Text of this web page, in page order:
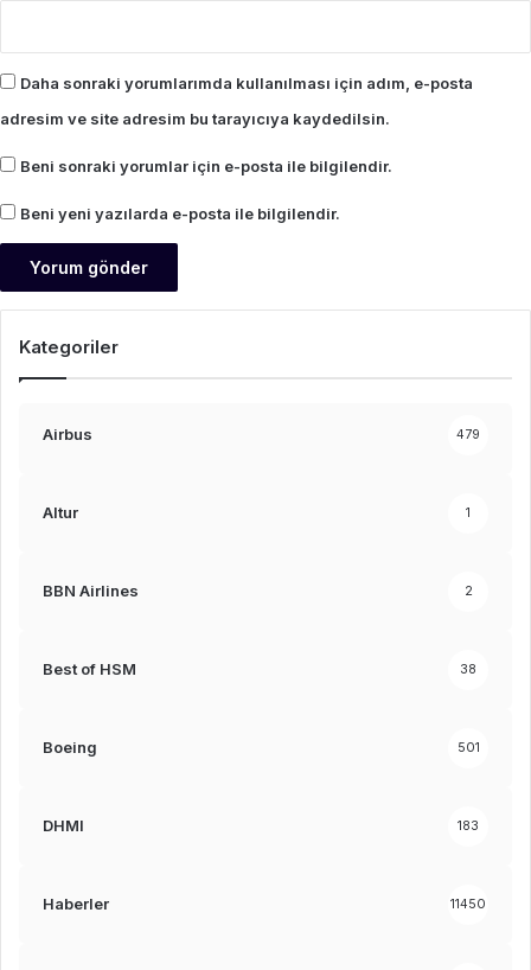
Daha sonraki yorumlarımda kullanılması için adım, e-posta
adresim ve site adresim bu tarayıcıya kaydedilsin.
Beni sonraki yorumlar için e-posta ile bilgilendir.
Beni yeni yazılarda e-posta ile bilgilendir.
Kategoriler
Airbus 479
Altur 1
BBN Airlines 2
Best of HSM 38
Boeing 501
DHMI 183
Haberler 11450